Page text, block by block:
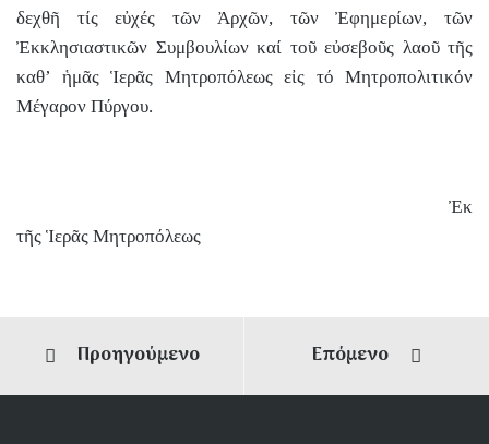
δεχθῆ τίς εὐχές τῶν Ἀρχῶν, τῶν Ἐφημερίων, τῶν
Ἐκκλησιαστικῶν Συμβουλίων καί τοῦ εὐσεβοῦς λαοῦ τῆς
καθ’ ἡμᾶς Ἱερᾶς Μητροπόλεως εἰς τό Μητροπολιτικόν
Μέγαρον Πύργου.
Ἐκ
τῆς Ἱερᾶς Μητροπόλεως
Προηγούμενο Επόμενο